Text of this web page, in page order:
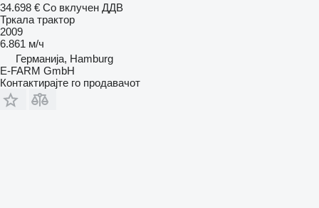
34.698 € Со вклучен ДДВ
Тркала трактор
2009
6.861 м/ч
Германија, Hamburg
E-FARM GmbH
Контактирајте го продавачот